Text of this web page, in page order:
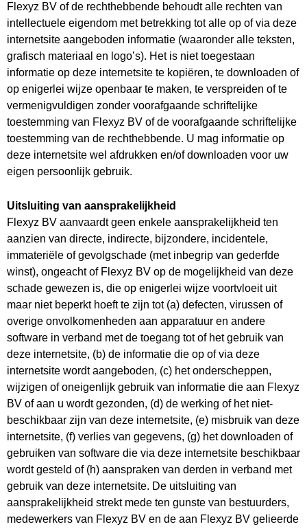
Flexyz BV of de rechthebbende behoudt alle rechten van
intellectuele eigendom met betrekking tot alle op of via deze
internetsite aangeboden informatie (waaronder alle teksten,
grafisch materiaal en logo’s). Het is niet toegestaan
informatie op deze internetsite te kopiëren, te downloaden of
op enigerlei wijze openbaar te maken, te verspreiden of te
vermenigvuldigen zonder voorafgaande schriftelijke
toestemming van Flexyz BV of de voorafgaande schriftelijke
toestemming van de rechthebbende. U mag informatie op
deze internetsite wel afdrukken en/of downloaden voor uw
eigen persoonlijk gebruik.
Uitsluiting van aansprakelijkheid
Flexyz BV aanvaardt geen enkele aansprakelijkheid ten
aanzien van directe, indirecte, bijzondere, incidentele,
immateriële of gevolgschade (met inbegrip van gederfde
winst), ongeacht of Flexyz BV op de mogelijkheid van deze
schade gewezen is, die op enigerlei wijze voortvloeit uit
maar niet beperkt hoeft te zijn tot (a) defecten, virussen of
overige onvolkomenheden aan apparatuur en andere
software in verband met de toegang tot of het gebruik van
deze internetsite, (b) de informatie die op of via deze
internetsite wordt aangeboden, (c) het onderscheppen,
wijzigen of oneigenlijk gebruik van informatie die aan Flexyz
BV of aan u wordt gezonden, (d) de werking of het niet-
beschikbaar zijn van deze internetsite, (e) misbruik van deze
internetsite, (f) verlies van gegevens, (g) het downloaden of
gebruiken van software die via deze internetsite beschikbaar
wordt gesteld of (h) aanspraken van derden in verband met
gebruik van deze internetsite. De uitsluiting van
aansprakelijkheid strekt mede ten gunste van bestuurders,
medewerkers van Flexyz BV en de aan Flexyz BV gelieerde